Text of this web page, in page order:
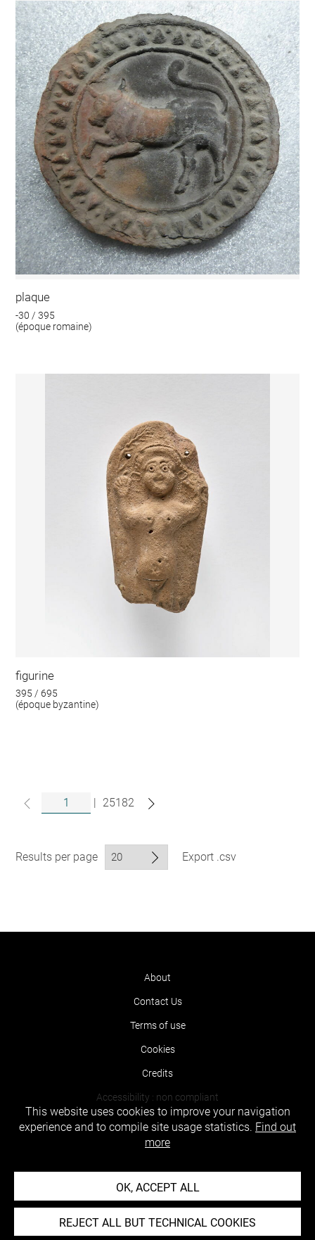
plaque
-30 / 395
(époque romaine)
figurine
395 / 695
(époque byzantine)
| 25182
Results per page Export .csv
About
Contact Us
Terms of use
Cookies
Credits
Accessibility : non compliant
This website uses cookies to improve your navigation
experience and to compile site usage statistics. Find out
more
OK, ACCEPT ALL
REJECT ALL BUT TECHNICAL COOKIES